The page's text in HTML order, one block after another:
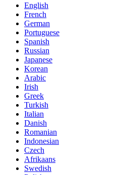
English
French
German
Portuguese
Spanish
Russian
Japanese
Korean
Arabic
Irish
Greek
Turkish
Italian
Danish
Romanian
Indonesian
Czech
Afrikaans
Swedish